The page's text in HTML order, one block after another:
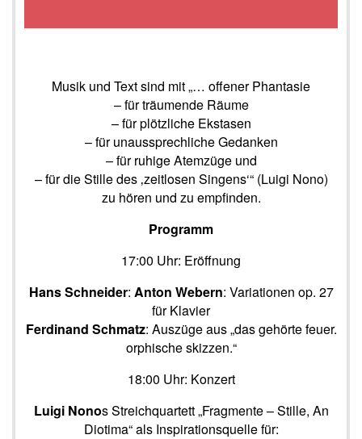
Musik und Text sind mit „… offener Phantasie
– für träumende Räume
– für plötzliche Ekstasen
– für unaussprechliche Gedanken
– für ruhige Atemzüge und
– für die Stille des ‚zeitlosen Singens‘“ (Luigi Nono)
zu hören und zu empfinden.
Programm
17:00 Uhr: Eröffnung
Hans Schneider: Anton Webern: Variationen op. 27
für Klavier
Ferdinand Schmatz: Auszüge aus „das gehörte feuer.
orphische skizzen.“
18:00 Uhr: Konzert
Luigi Nonos Streichquartett „Fragmente – Stille, An
Diotima“ als Inspirationsquelle für: